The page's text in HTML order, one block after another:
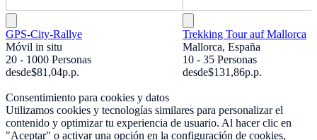
GPS-City-Rallye
Móvil in situ
20 - 1000 Personas
desde$81,04p.p.
Trekking Tour auf Mallorca
Mallorca, España
10 - 35 Personas
desde$131,86p.p.
Consentimiento para cookies y datos
Utilizamos cookies y tecnologías similares para personalizar el
contenido y optimizar tu experiencia de usuario. Al hacer clic en
"Aceptar" o activar una opción en la configuración de cookies,